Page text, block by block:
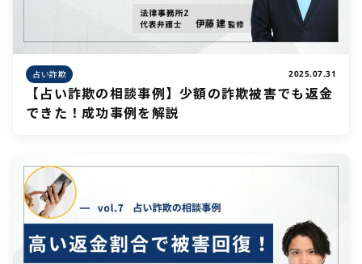
占い詐欺 2025.07.31
【占い詐欺の相談事例】少額の詐欺被害でも返金
できた！成功事例を解説